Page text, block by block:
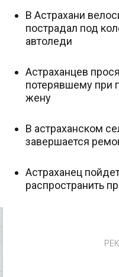
В Астрахани
пострадал под
автоледи
Астраханцев
потерявшему при
жену
В астраханском
завершается
Астраханец
распространить